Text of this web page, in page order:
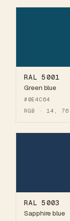
RAL 5001
Green blue
#0E4C64
RGB · 14,
RAL 5003
Sapphire blue